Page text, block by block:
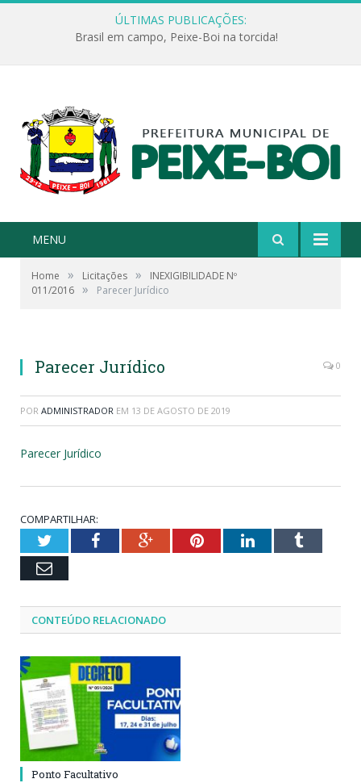
ÚLTIMAS PUBLICAÇÕES:
Brasil em campo, Peixe-Boi na torcida!
MENU
Home » Licitações »
INEXIGIBILIDADE Nº
011/2016 » Parecer Jurídico
Parecer Jurídico 0
POR ADMINISTRADOR EM 13 DE AGOSTO DE 2019
Parecer Jurídico
COMPARTILHAR:
TwitterFacebookGoogle+PinterestLinkedInTumblr
Email
CONTEÚDO RELACIONADO
Ponto Facultativo